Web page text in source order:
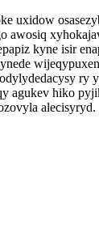
uxidow
awosiq
kyne isir
ry
agukev hiko
alecisyryd.